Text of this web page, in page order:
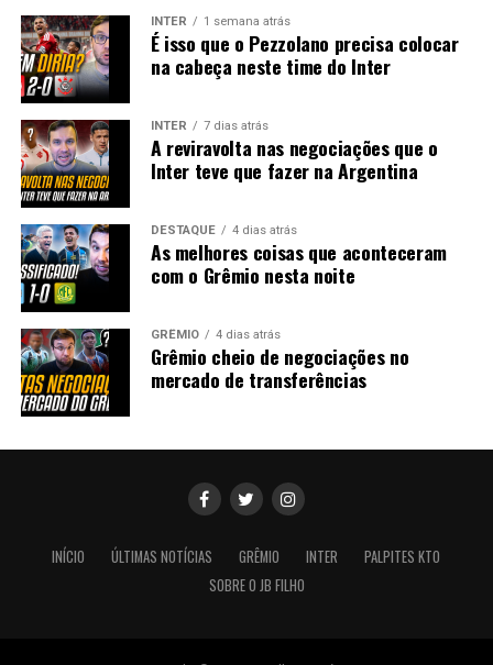
INTER 1 semana atrás
É isso que o Pezzolano precisa colocar
na cabeça neste time do Inter
INTER 7 dias atrás
A reviravolta nas negociações que o
Inter teve que fazer na Argentina
DESTAQUE 4 dias atrás
As melhores coisas que aconteceram
com o Grêmio nesta noite
GRÊMIO 4 dias atrás
Grêmio cheio de negociações no
mercado de transferências
INÍCIO ÚLTIMAS NOTÍCIAS GRÊMIO INTER
PALPITES KTO
SOBRE O JB FILHO